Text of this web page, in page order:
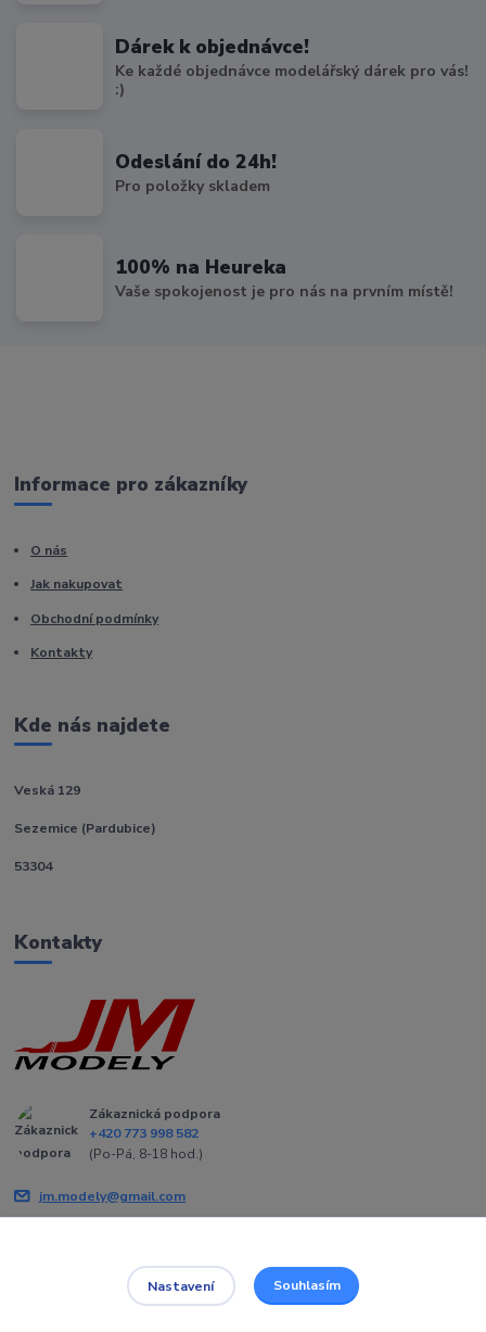
Dárek k objednávce!
Ke každé objednávce modelářský dárek pro vás!
:)
Odeslání do 24h!
Pro položky skladem
100% na Heureka
Vaše spokojenost je pro nás na prvním místě!
Informace pro zákazníky
O nás
Jak nakupovat
Obchodní podmínky
Kontakty
Kde nás najdete
Veská 129
Sezemice (Pardubice)
53304
Kontakty
Zákaznická podpora
+420 773 998 582
(Po-Pá, 8-18 hod.)
jm.modely@gmail.com
Nastavení Souhlasím